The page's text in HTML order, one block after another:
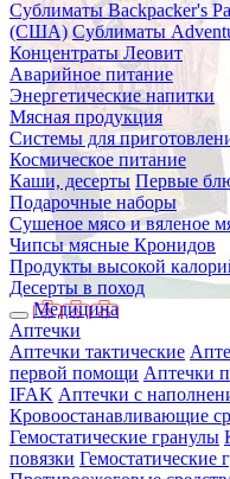
Сублиматы Backpacker's
(США) Сублиматы
Концентраты Леовит
Аварийное питание
Энергетические напитки
Мясная продукция
Системы для
Космическое питание
Каши, десерты Первые
Подарочные наборы
Сушеное мясо и вяленое
Чипсы мясные Кронидов
Продукты высокой
Десерты в поход
Медицина
Аптечки
Аптечки тактические
первой помощи Аптечки
IFAK Аптечки с
Кровоостанавливающие
Гемостатические гранулы
повязки Гемостатические